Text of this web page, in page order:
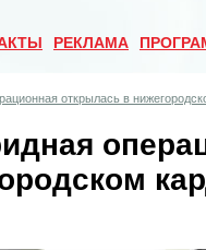
РЕКЛАМА
открылась в